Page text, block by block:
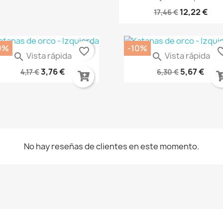
17,46 € 12,22 €
 Vista rápida
Color Medium Xpress...
4,17 €3,76 €
favorite_border  Vista rápida
Contrast Baal Red 29-67
6,30 €5,67 €
-10%
No hay reseñas de clientes en este momento.